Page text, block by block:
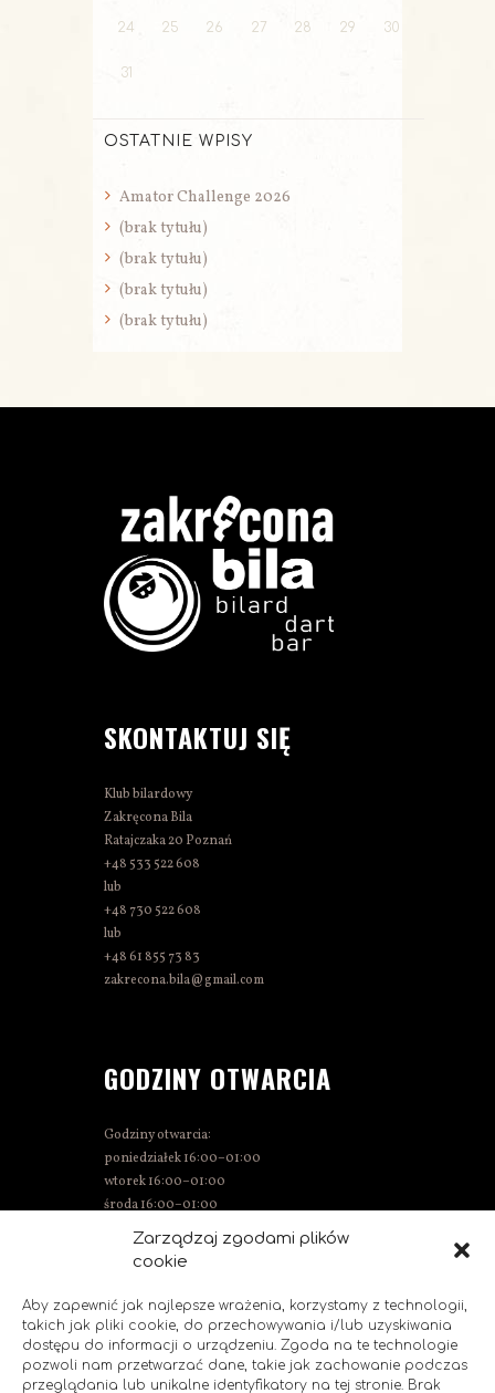
Zarządzaj zgodami plików
cookie
Aby zapewnić jak najlepsze wrażenia, korzystamy z technologii,
takich jak pliki cookie, do przechowywania i/lub uzyskiwania
dostępu do informacji o urządzeniu. Zgoda na te technologie
pozwoli nam przetwarzać dane, takie jak zachowanie podczas
przeglądania lub unikalne identyfikatory na tej stronie. Brak
24 25 26 27 28 29 30
31
OSTATNIE WPISY
Amator Challenge 2026
(brak tytułu)
(brak tytułu)
(brak tytułu)
(brak tytułu)
SKONTAKTUJ SIĘ
Klub bilardowy
Zakręcona Bila
Ratajczaka 20 Poznań
+48 533 522 608
lub
+48 730 522 608
lub
+48 61 855 73 83
zakrecona.bila@gmail.com
GODZINY OTWARCIA
Godziny otwarcia:
poniedziałek 16:00–01:00
wtorek 16:00–01:00
środa 16:00–01:00
czwartek 15:00–01:00
piątek 15:00–02:00
niedziela 14:00–00:00